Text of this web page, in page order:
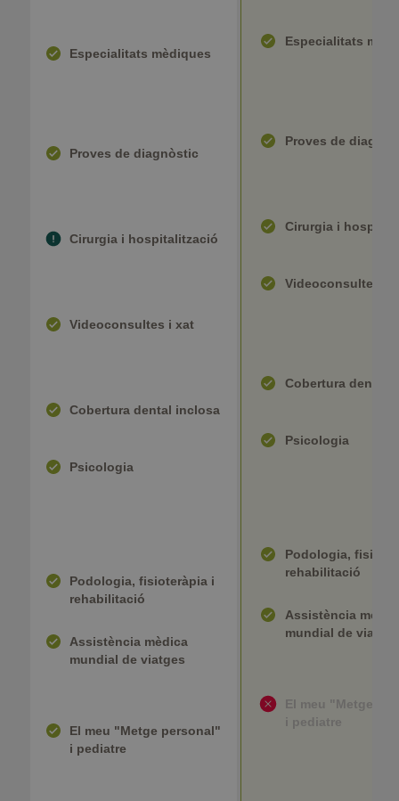
Especialitats mèdiques
Proves de diagnòstic
Cirurgia i hospitalització
Videoconsultes i xat
Cobertura dental inclosa
Psicologia
Podologia, fisioteràpia i
rehabilitació
Assistència mèdica
mundial de viatges
El meu "Metge personal"
i pediatre
Especialitats
Proves de
Cirurgia i
Videoconsultes i
Cobertura dental
Psicologia
Podologia,
rehabilitació
Assistència
mundial de
El meu "Metge
i pediatre